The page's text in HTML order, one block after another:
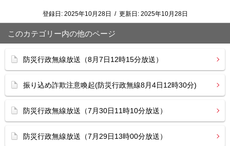
登録日: 2025年10月28日 / 更新日: 2025年10月28日
このカテゴリー内の他のページ
防災行政無線放送（8月7日12時15分放送）
振り込め詐欺注意喚起(防災行政無線8月4日12時30分)
防災行政無線放送（7月30日11時10分放送）
防災行政無線放送（7月29日13時00分放送）